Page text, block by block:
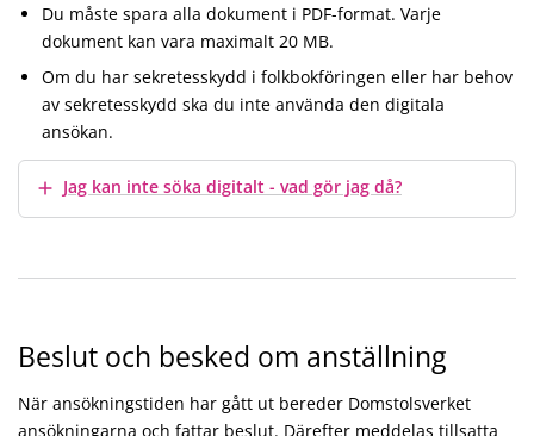
Du måste spara alla dokument i PDF-format. Varje
dokument kan vara maximalt 20 MB.
Om du har sekretesskydd i folkbokföringen eller har behov
av sekretesskydd ska du inte använda den digitala
ansökan.
Visa merJag kan inte söka digitalt - vad gör jag då?
Beslut och besked om anställning
När ansökningstiden har gått ut bereder Domstolsverket
ansökningarna och fattar beslut. Därefter meddelas tillsatta